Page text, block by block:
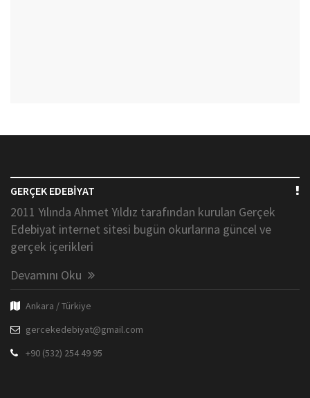
GERÇEK EDEBİYAT
2011 Yılında Ahmet Yıldız tarafından kurulan Gerçek
Edebiyat internet sitesi bugün okurlarına güncel ve
gerçek içerikleri
Devamını Oku
Ankara / Türkiye
gercekedebiyat@gmail.com
+90 (532) 254 49 95